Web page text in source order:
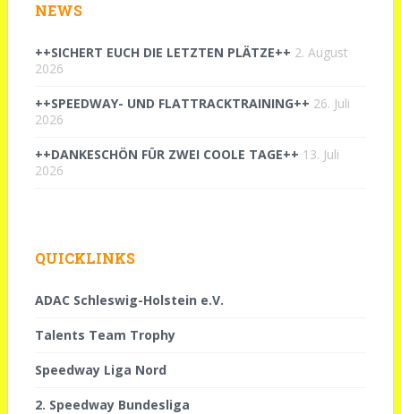
NEWS
++SICHERT EUCH DIE LETZTEN PLÄTZE++ 2. August
2026
++SPEEDWAY- UND FLATTRACKTRAINING++ 26. Juli
2026
++DANKESCHÖN FÜR ZWEI COOLE TAGE++ 13. Juli
2026
QUICKLINKS
ADAC Schleswig-Holstein e.V.
Talents Team Trophy
Speedway Liga Nord
2. Speedway Bundesliga